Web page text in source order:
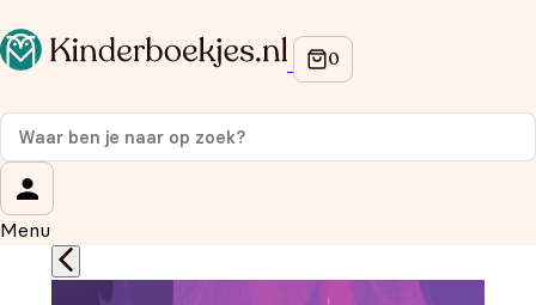
Menu
Op de hoogte blijven van onze acties?
Meld je aan voor onze nieuwsbrief en ontvang
korting
Wat is je voornaam?
Wat is je e-mailadres?*